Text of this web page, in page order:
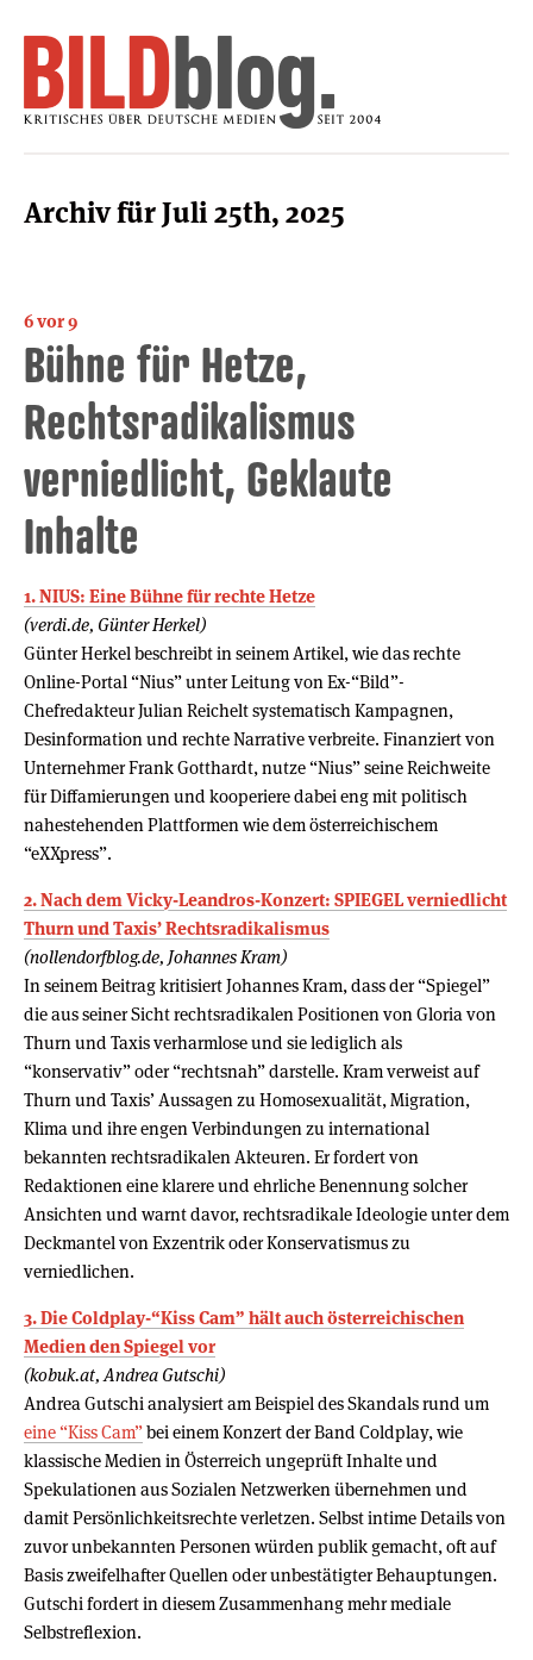
Archiv für Juli 25th, 2025
6 vor 9
Bühne für Hetze,
Rechtsradikalismus
verniedlicht, Geklaute
Inhalte
1. NIUS: Eine Bühne für rechte Hetze
(verdi.de, Günter Herkel)
Günter Herkel beschreibt in seinem Artikel, wie das rechte
Online-Portal “Nius” unter Leitung von Ex-“Bild”-
Chefredakteur Julian Reichelt systematisch Kampagnen,
Desinformation und rechte Narrative verbreite. Finanziert von
Unternehmer Frank Gotthardt, nutze “Nius” seine Reichweite
für Diffamierungen und kooperiere dabei eng mit politisch
nahestehenden Plattformen wie dem österreichischem
“eXXpress”.
2. Nach dem Vicky-Leandros-Konzert: SPIEGEL verniedlicht
Thurn und Taxis’ Rechtsradikalismus
(nollendorfblog.de, Johannes Kram)
In seinem Beitrag kritisiert Johannes Kram, dass der “Spiegel”
die aus seiner Sicht rechtsradikalen Positionen von Gloria von
Thurn und Taxis verharmlose und sie lediglich als
“konservativ” oder “rechtsnah” darstelle. Kram verweist auf
Thurn und Taxis’ Aussagen zu Homosexualität, Migration,
Klima und ihre engen Verbindungen zu international
bekannten rechtsradikalen Akteuren. Er fordert von
Redaktionen eine klarere und ehrliche Benennung solcher
Ansichten und warnt davor, rechtsradikale Ideologie unter dem
Deckmantel von Exzentrik oder Konservatismus zu
verniedlichen.
3. Die Coldplay-“Kiss Cam” hält auch österreichischen
Medien den Spiegel vor
(kobuk.at, Andrea Gutschi)
Andrea Gutschi analysiert am Beispiel des Skandals rund um
eine “Kiss Cam”bei einem Konzert der Band Coldplay, wie
klassische Medien in Österreich ungeprüft Inhalte und
Spekulationen aus Sozialen Netzwerken übernehmen und
damit Persönlichkeitsrechte verletzen. Selbst intime Details von
zuvor unbekannten Personen würden publik gemacht, oft auf
Basis zweifelhafter Quellen oder unbestätigter Behauptungen.
Gutschi fordert in diesem Zusammenhang mehr mediale
Selbstreflexion.